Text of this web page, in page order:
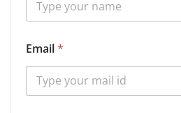
c
S
d
h
n
Email*